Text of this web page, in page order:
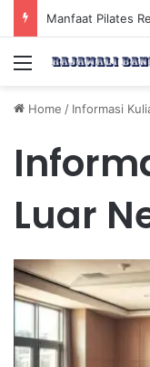
Menu
Home / Informasi
Luar